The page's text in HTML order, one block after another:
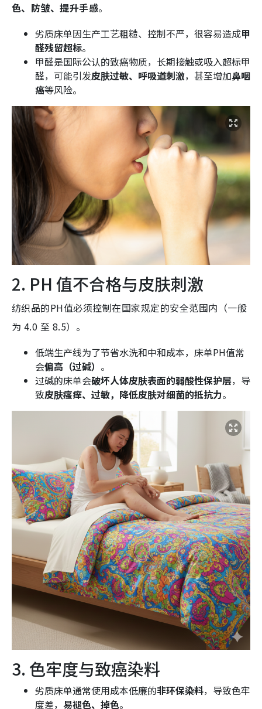
色、防皱、提升手感。
劣质床单因生产工艺粗糙、控制不严，很容易造成甲
醛残留超标。
甲醛是国际公认的致癌物质，长期接触或吸入超标甲
醛，可能引发皮肤过敏、呼吸道刺激，甚至增加鼻咽
癌等风险。
2. PH 值不合格与皮肤刺激
纺织品的PH值必须控制在国家规定的安全范围内（一般
为 4.0 至 8.5）。
低端生产线为了节省水洗和中和成本，床单PH值常
会偏高（过碱） 。
过碱的床单会破坏人体皮肤表面的弱酸性保护层，导
致皮肤瘙痒、过敏，降低皮肤对细菌的抵抗力。
3. 色牢度与致癌染料
劣质床单通常使用成本低廉的非环保染料，导致色牢
度差， 易褪色、掉色。